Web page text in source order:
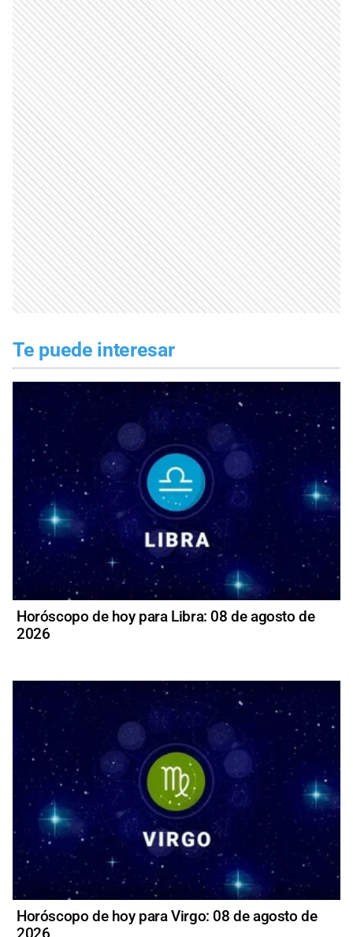
Te puede interesar
Horóscopo de hoy para Libra: 08 de agosto de
2026
Horóscopo de hoy para Virgo: 08 de agosto de